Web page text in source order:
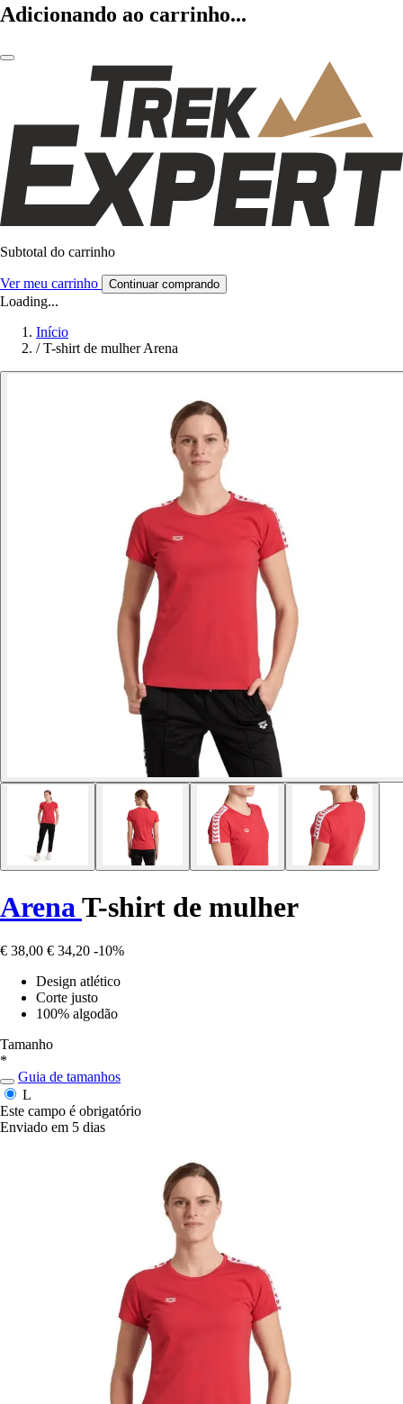
Adicionando ao carrinho...
Subtotal do carrinho
Ver meu carrinho Continuar comprando
Loading...
Início
/ T-shirt de mulher Arena
Arena T-shirt de mulher
€ 38,00 € 34,20 -10%
Design atlético
Corte justo
100% algodão
Tamanho
*
Guia de tamanhos
L
Este campo é obrigatório
Enviado em 5 dias